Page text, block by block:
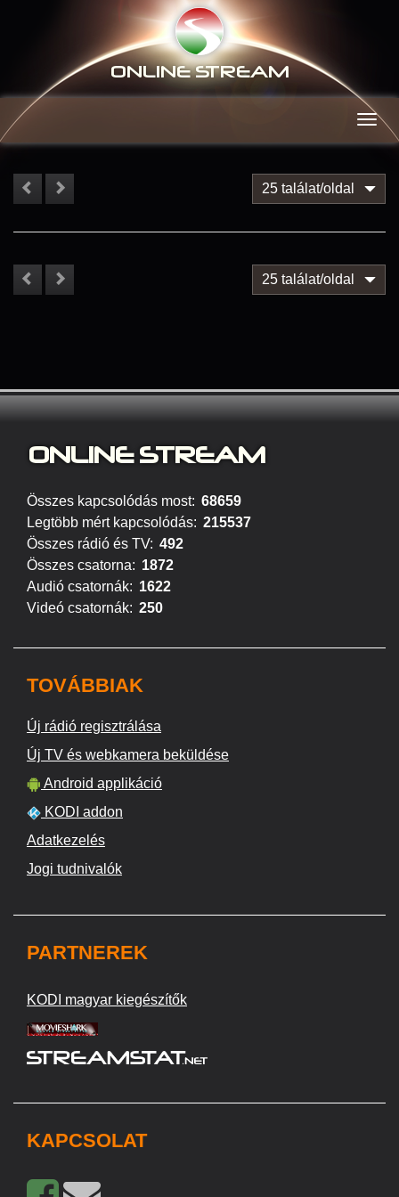
ONLINE STREAM
25 találat/oldal
25 találat/oldal
ONLINE STREAM
Összes kapcsolódás most: 68659
Legtöbb mért kapcsolódás: 215537
Összes rádió és TV: 492
Összes csatorna: 1872
Audió csatornák: 1622
Videó csatornák: 250
TOVÁBBIAK
Új rádió regisztrálása
Új TV és webkamera beküldése
Android applikáció
KODI addon
Adatkezelés
Jogi tudnivalók
PARTNEREK
KODI magyar kiegészítők
KAPCSOLAT